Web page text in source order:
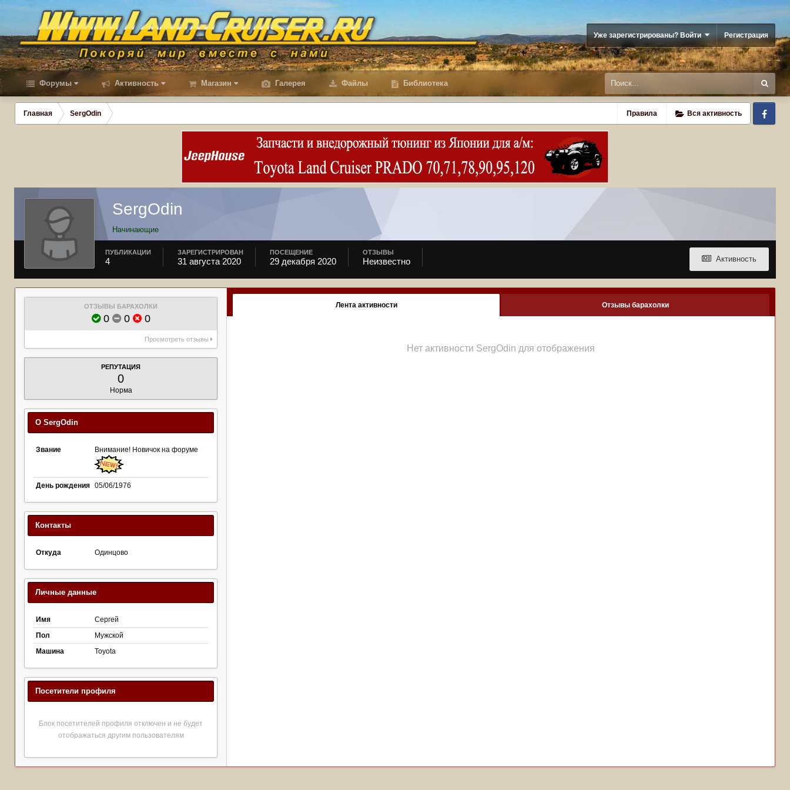
Уже зарегистрированы? Войти Регистрация
Форумы Активность Магазин Галерея Файлы Библиотека
Правила Вся активность
Главная SergOdin
SergOdin
Начинающие
Активность
ПУБЛИКАЦИИ
4
ЗАРЕГИСТРИРОВАН
31 августа 2020
ПОСЕЩЕНИЕ
29 декабря 2020
ОТЗЫВЫ
Неизвестно
ОТЗЫВЫ БАРАХОЛКИ
0 0 0
Просмотреть отзывы
РЕПУТАЦИЯ
0
Норма
О SergOdin
Звание Внимание! Новичок на форуме
День рождения 05/06/1976
Контакты
Откуда Одинцово
Личные данные
Имя
Сергей
Пол
Мужской
Машина
Toyota
Посетители профиля
Блок посетителей профиля отключен и не будет
отображаться другим пользователям
Лента активности Отзывы барахолки
Нет активности SergOdin для отображения